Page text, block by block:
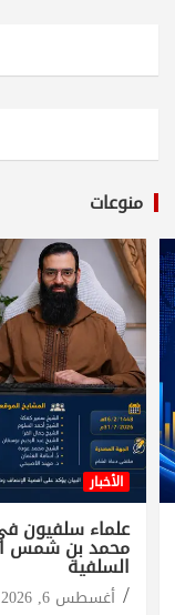
منوعات
الأخبار
علماء سلفيون
محمد بن شمس
السلفية
أغسطس 6, 2026